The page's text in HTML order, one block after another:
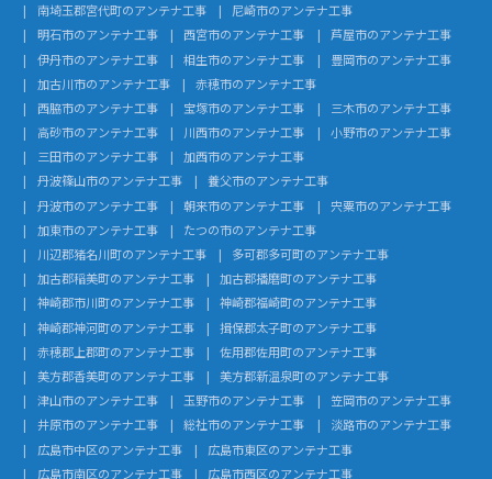
南埼玉郡宮代町のアンテナ工事
尼崎市のアンテナ工事
明石市のアンテナ工事
西宮市のアンテナ工事
芦屋市のアンテナ工事
伊丹市のアンテナ工事
相生市のアンテナ工事
豊岡市のアンテナ工事
加古川市のアンテナ工事
赤穂市のアンテナ工事
西脇市のアンテナ工事
宝塚市のアンテナ工事
三木市のアンテナ工事
高砂市のアンテナ工事
川西市のアンテナ工事
小野市のアンテナ工事
三田市のアンテナ工事
加西市のアンテナ工事
丹波篠山市のアンテナ工事
養父市のアンテナ工事
丹波市のアンテナ工事
朝来市のアンテナ工事
宍粟市のアンテナ工事
加東市のアンテナ工事
たつの市のアンテナ工事
川辺郡猪名川町のアンテナ工事
多可郡多可町のアンテナ工事
加古郡稲美町のアンテナ工事
加古郡播磨町のアンテナ工事
神崎郡市川町のアンテナ工事
神崎郡福崎町のアンテナ工事
神崎郡神河町のアンテナ工事
揖保郡太子町のアンテナ工事
赤穂郡上郡町のアンテナ工事
佐用郡佐用町のアンテナ工事
美方郡香美町のアンテナ工事
美方郡新温泉町のアンテナ工事
津山市のアンテナ工事
玉野市のアンテナ工事
笠岡市のアンテナ工事
井原市のアンテナ工事
総社市のアンテナ工事
淡路市のアンテナ工事
広島市中区のアンテナ工事
広島市東区のアンテナ工事
広島市南区のアンテナ工事
広島市西区のアンテナ工事